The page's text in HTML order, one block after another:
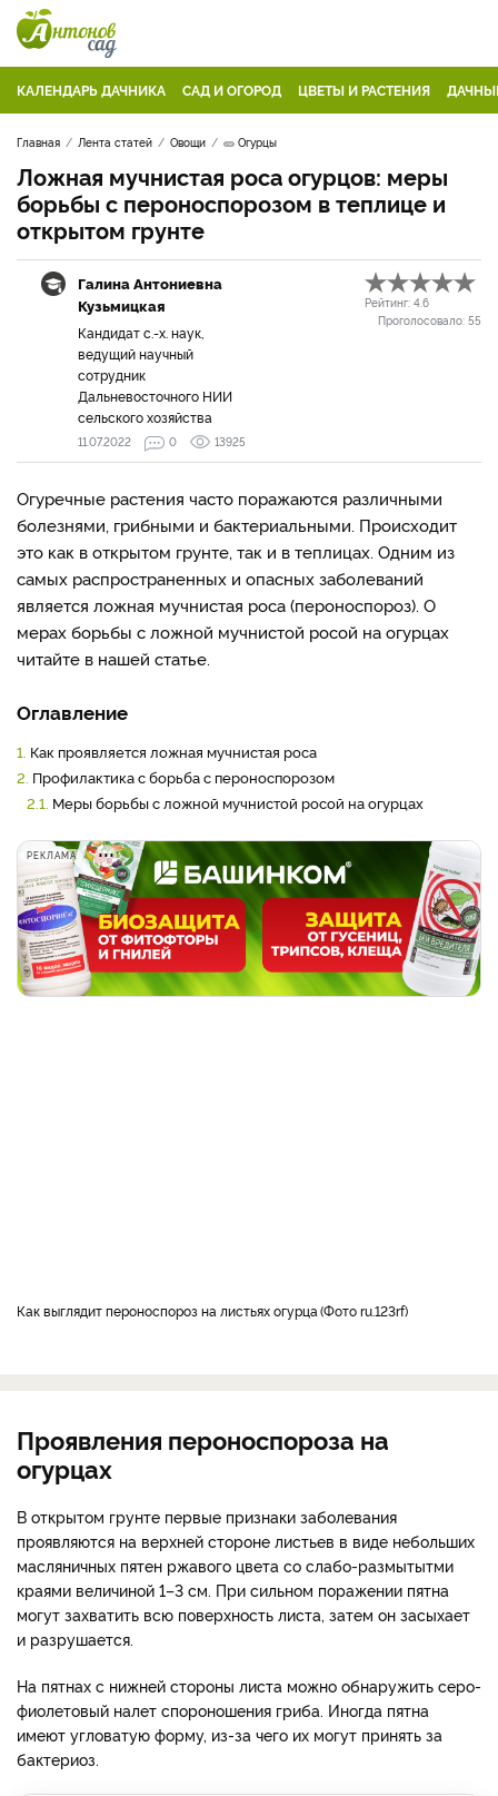
КАЛЕНДАРЬ ДАЧНИКА САД И ОГОРОД ЦВЕТЫ И РАСТЕНИЯ
Главная Лента статей Овощи 🥒 Огурцы
Ложная мучнистая роса огурцов: меры
борьбы с пероноспорозом в теплице и
открытом грунте
Галина Антониевна
Кузьмицкая
Кандидат с.-х. наук,
ведущий научный
сотрудник
Дальневосточного НИИ
сельского хозяйства
Рейтинг: 4.6
Проголосовало: 55
11.07.2022 0 13925
Огуречные растения часто поражаются различными
болезнями, грибными и бактериальными. Происходит
это как в открытом грунте, так и в теплицах. Одним из
самых распространенных и опасных заболеваний
является ложная мучнистая роса (пероноспороз). О
мерах борьбы с ложной мучнистой росой на огурцах
читайте в нашей статье.
Оглавление
1. Как проявляется ложная мучнистая роса
2. Профилактика с борьба с пероноспорозом
2.1. Меры борьбы с ложной мучнистой росой на огурцах
РЕКЛАМА
как выглядит пероноспороз на листьях огурца Фото ru.123rf
Проявления пероноспороза на
огурцах
В открытом грунте первые признаки заболевания
проявляются на верхней стороне листьев в виде небольших
масляничных пятен ржавого цвета со слабо-размытытми
краями величиной 1–3 см. При сильном поражении пятна
могут захватить всю поверхность листа, затем он засыхает
и разрушается.
На пятнах с нижней стороны листа можно обнаружить серо-
фиолетовый налет спороношения гриба. Иногда пятна
имеют угловатую форму, из-за чего их могут принять за
бактериоз.